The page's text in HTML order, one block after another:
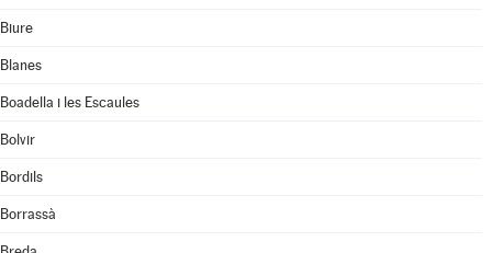
Biure
Blanes
Boadella i les Escaules
Bolvir
Bordils
Borrassà